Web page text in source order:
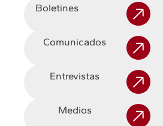
Boletines
Comunicados
Entrevistas
Medios